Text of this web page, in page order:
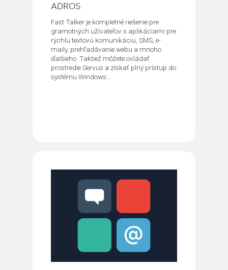
ADROS
Fast Talker je kompletné riešenie pre
gramotných užívateľov s aplikáciami pre
rýchlu textovú komunikáciu, SMS, e-
maily, prehľadávanie webu a mnoho
ďalšieho. Taktiež môžete ovládať
prostredie Servus a získať plný prístup do
systému Windows...